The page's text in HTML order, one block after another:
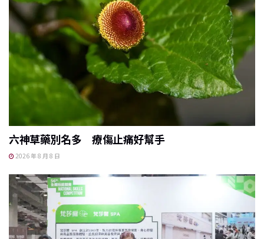
六神草藥別名多 療傷止痛好幫手
2026 年 8 月 8 日